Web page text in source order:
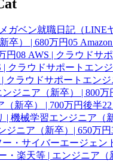
ガベン就職日記（LINE
卒） | 680万円05
円08 AWS | クラウドサ
| クラウドサポートエン
クラウドサポートエンジ
ジニア（新卒） | 800万
（新卒） | 700万円後半22
| 機械学習エンジニア（
ジニア（新卒）| 650万円
・サイバーエージェン
・楽天等 | エンジニア（